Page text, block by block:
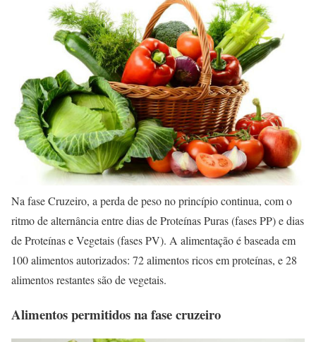
Na fase Cruzeiro, a perda de peso no princípio continua, com o
ritmo de alternância entre dias de Proteínas Puras (fases PP) e dias
de Proteínas e Vegetais (fases PV). A alimentação é baseada em
100 alimentos autorizados: 72 alimentos ricos em proteínas, e 28
alimentos restantes são de vegetais.
Alimentos permitidos na fase cruzeiro